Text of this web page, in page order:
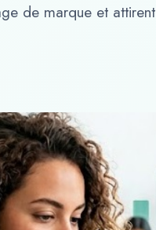
de marque et